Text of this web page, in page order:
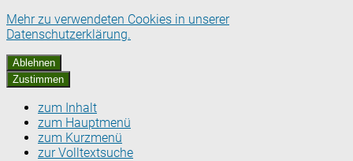
Mehr zu verwendeten Cookies in unserer
Datenschutzerklärung.
Ablehnen
Zustimmen
zum Inhalt
zum Hauptmenü
zum Kurzmenü
zur Volltextsuche